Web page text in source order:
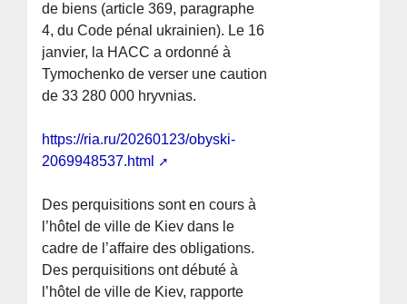
de biens (article 369, paragraphe
4, du Code pénal ukrainien). Le 16
janvier, la HACC a ordonné à
Tymochenko de verser une caution
de 33 280 000 hryvnias.
https://ria.ru/20260123/obyski-
2069948537.html
Des perquisitions sont en cours à
l’hôtel de ville de Kiev dans le
cadre de l’affaire des obligations.
Des perquisitions ont débuté à
l’hôtel de ville de Kiev, rapporte